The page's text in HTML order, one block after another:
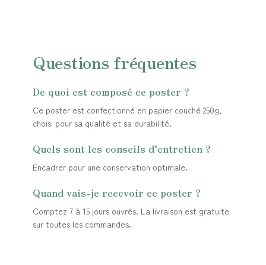
Questions fréquentes
De quoi est composé ce poster ?
Ce poster est confectionné en papier couché 250g,
choisi pour sa qualité et sa durabilité.
Quels sont les conseils d’entretien ?
Encadrer pour une conservation optimale.
Quand vais-je recevoir ce poster ?
Comptez 7 à 15 jours ouvrés. La livraison est gratuite
sur toutes les commandes.